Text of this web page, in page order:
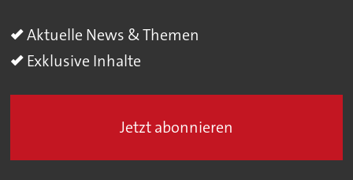
Aktuelle News & Themen
Exklusive Inhalte
Jetzt abonnieren